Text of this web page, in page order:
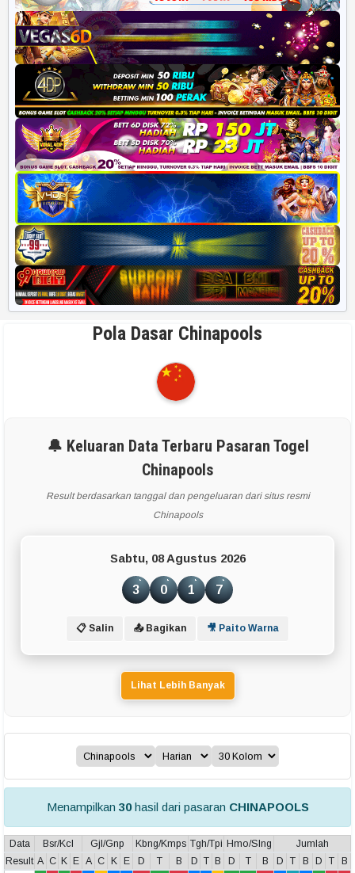
Pola Dasar Chinapools
🔔 Keluaran Data Terbaru Pasaran Togel
Chinapools
Result berdasarkan tanggal dan pengeluaran dari situs resmi
Chinapools
Sabtu, 08 Agustus 2026
3 0 1 7
📋 Salin 📤 Bagikan 🎥 Paito Warna
Lihat Lebih Banyak
Menampilkan 30hasil dari pasaran CHINAPOOLS
Data Bsr/Kcl Gjl/Gnp Kbng/Kmps Tgh/Tpi Hmo/Slng
Jumlah
Result A C K E A C K E D T B D T B D T B D T B D T
B